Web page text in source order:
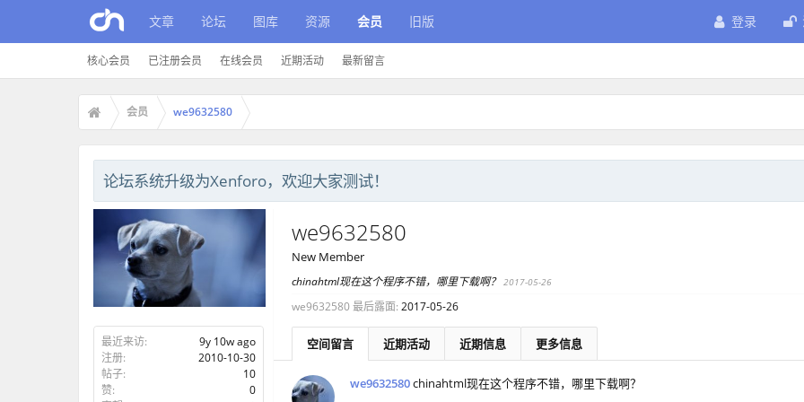
文章 论坛 图库 资源 会员
核心会员 已注册会员 在线会员 近期活动 最新留言
旧版 登录
会员 we9632580
论坛系统升级为Xenforo，欢迎大家测试！
最近来访:
9y 10w ago
注册:
2010-10-30
帖子:
10
赞:
0
we9632580
New Member
chinahtml现在这个程序不错，哪里下载啊？ 2017-05-26
we9632580 最后露面: 2017-05-26
空间留言 近期活动 近期信息 更多信息
we9632580chinahtml现在这个程序不错，哪里下载啊？